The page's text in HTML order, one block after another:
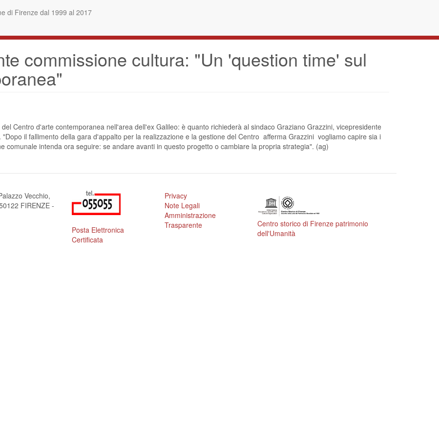
di Firenze dal 1999 al 2017
commissione cultura: "Un 'question time' sul
Centro d'arte contemporanea nell'area dell'ex Galileo: è quanto richiederà al sindaco Graziano Grazzini, vicepresidente
il fallimento della gara d'appalto per la realizzazione e la gestione del Centro  afferma Grazzini  vogliamo capire sia i
comunale intenda ora seguire: se andare avanti in questo progetto o cambiare la propria strategia". (ag)
Vecchio,
FIRENZE -
Posta Elettronica
Certificata
Privacy
Note Legali
Amministrazione
Trasparente
Centro storico di Firenze patrimonio
dell'Umanità